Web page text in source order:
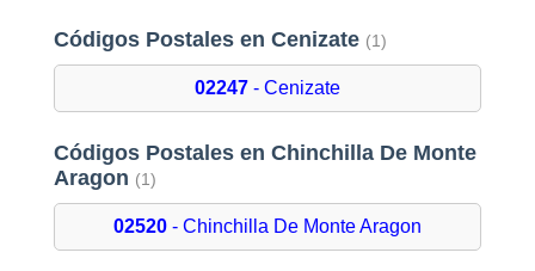
Códigos Postales en Cenizate (1)
02247- Cenizate
Códigos Postales en Chinchilla De Monte
Aragon (1)
02520- Chinchilla De Monte Aragon